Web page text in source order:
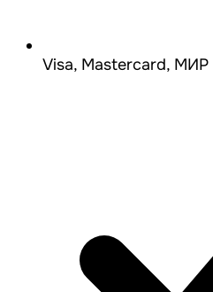
Visa, Mastercard,